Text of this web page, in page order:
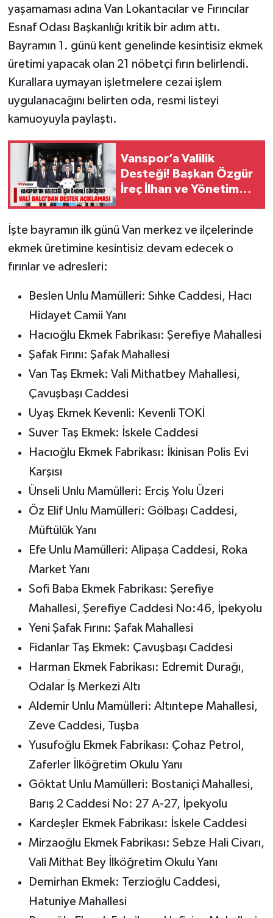
yaşamaması adına Van Lokantacılar ve Fırıncılar
Esnaf Odası Başkanlığı kritik bir adım attı.
Bayramın 1. günü kent genelinde kesintisiz ekmek
üretimi yapacak olan 21 nöbetçi fırın belirlendi.
Kurallara uymayan işletmelere cezai işlem
uygulanacağını belirten oda, resmi listeyi
kamuoyuyla paylaştı.
Vanspor’a Valilik
Desteği! Başkan Özgür
İreç İlhan ve Yönetim
İşte bayramın ilk günü Van merkez ve ilçelerinde
ekmek üretimine kesintisiz devam edecek o
fırınlar ve adresleri:
Beslen Unlu Mamülleri: Sıhke Caddesi, Hacı
Hidayet Camii Yanı
Hacıoğlu Ekmek Fabrikası: Şerefiye Mahallesi
Şafak Fırını: Şafak Mahallesi
Van Taş Ekmek: Vali Mithatbey Mahallesi,
Çavuşbaşı Caddesi
Uyaş Ekmek Kevenli: Kevenli TOKİ
Suver Taş Ekmek: İskele Caddesi
Hacıoğlu Ekmek Fabrikası: İkinisan Polis Evi
Karşısı
Ünseli Unlu Mamülleri: Erciş Yolu Üzeri
Öz Elif Unlu Mamülleri: Gölbaşı Caddesi,
Müftülük Yanı
Efe Unlu Mamülleri: Alipaşa Caddesi, Roka
Market Yanı
Sofi Baba Ekmek Fabrikası: Şerefiye
Mahallesi, Şerefiye Caddesi No:46, İpekyolu
Yeni Şafak Fırını: Şafak Mahallesi
Fidanlar Taş Ekmek: Çavuşbaşı Caddesi
Harman Ekmek Fabrikası: Edremit Durağı,
Odalar İş Merkezi Altı
Aldemir Unlu Mamülleri: Altıntepe Mahallesi,
Zeve Caddesi, Tuşba
Yusufoğlu Ekmek Fabrikası: Çohaz Petrol,
Zaferler İlköğretim Okulu Yanı
Göktat Unlu Mamülleri: Bostaniçi Mahallesi,
Barış 2 Caddesi No: 27 A-27, İpekyolu
Kardeşler Ekmek Fabrikası: İskele Caddesi
Mirzaoğlu Ekmek Fabrikası: Sebze Hali Civarı,
Vali Mithat Bey İlköğretim Okulu Yanı
Demirhan Ekmek: Terzioğlu Caddesi,
Hatuniye Mahallesi